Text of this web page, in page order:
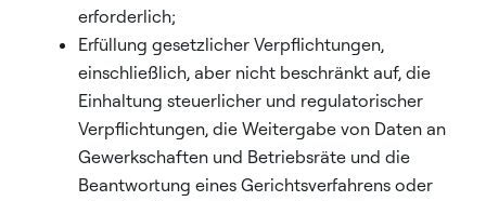
erforderlich;
Erfüllung gesetzlicher Verpflichtungen,
einschließlich, aber nicht beschränkt auf, die
Einhaltung steuerlicher und regulatorischer
Verpflichtungen, die Weitergabe von Daten an
Gewerkschaften und Betriebsräte und die
Beantwortung eines Gerichtsverfahrens oder